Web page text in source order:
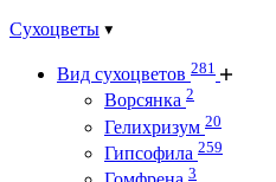
Сухоцветы
Вид сухоцветов 281
Ворсянка 2
Гелихризум 20
Гипсофила 259
3